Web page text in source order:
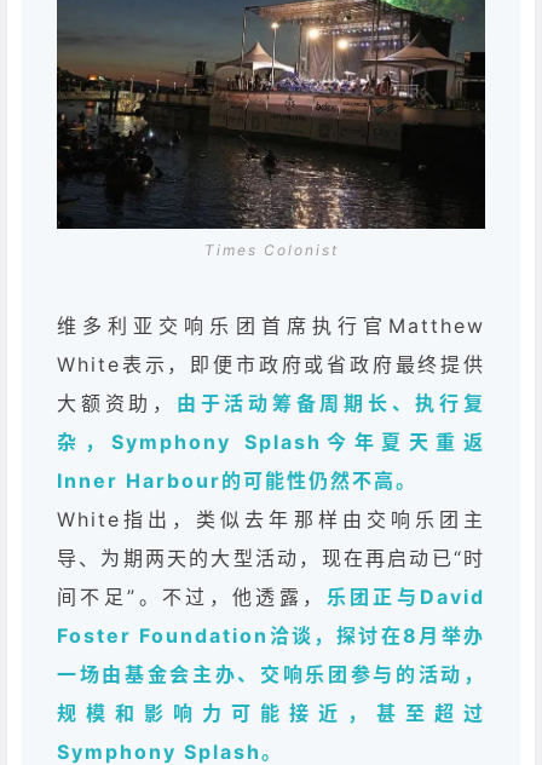
Times Colonist
维多利亚交响乐团首席执行官Matthew
White表示，即便市政府或省政府最终提供
大额资助， 由于活动筹备周期长、执行复
杂，Symphony Splash今年夏天重返
Inner Harbour的可能性仍然不高。
White指出，类似去年那样由交响乐团主
导、为期两天的大型活动，现在再启动已“时
间不足”。不过，他透露， 乐团正与David
Foster Foundation洽谈，探讨在8月举办
一场由基金会主办、交响乐团参与的活动，
规模和影响力可能接近，甚至超过
Symphony Splash。